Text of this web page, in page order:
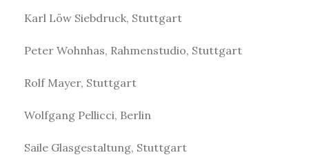
Karl Löw Siebdruck, Stuttgart
Peter Wohnhas, Rahmenstudio, Stuttgart
Rolf Mayer, Stuttgart
Wolfgang Pellicci, Berlin
Saile Glasgestaltung, Stuttgart